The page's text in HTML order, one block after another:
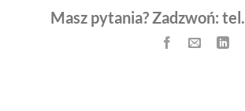
Masz pytania? Zadzwoń: tel.